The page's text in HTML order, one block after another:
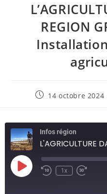
REGION
14 octobre 2024
Infos région
1x